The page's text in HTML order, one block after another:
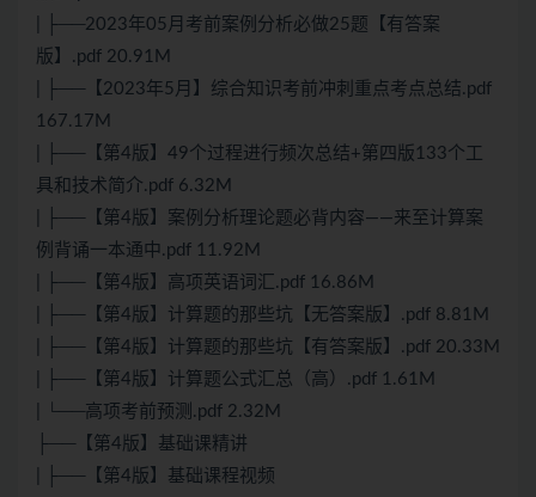
| ├──2023年05月考前案例分析必做25题【有答案
版】.pdf 20.91M
| ├──【2023年5月】综合知识考前冲刺重点考点总结.pdf
167.17M
| ├──【第4版】49个过程进行频次总结+第四版133个工
具和技术简介.pdf 6.32M
| ├──【第4版】案例分析理论题必背内容——来至计算案
例背诵一本通中.pdf 11.92M
| ├──【第4版】高项英语词汇.pdf 16.86M
| ├──【第4版】计算题的那些坑【无答案版】.pdf 8.81M
| ├──【第4版】计算题的那些坑【有答案版】.pdf 20.33M
| ├──【第4版】计算题公式汇总（高）.pdf 1.61M
| └──高项考前预测.pdf 2.32M
├──【第4版】基础课精讲
| ├──【第4版】基础课程视频